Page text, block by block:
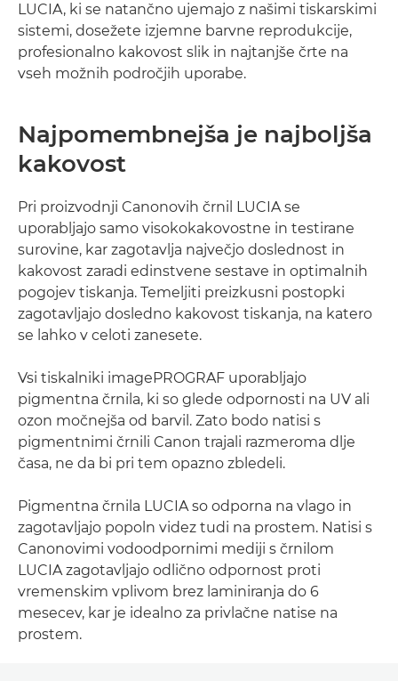
LUCIA, ki se natančno ujemajo z našimi tiskarskimi
sistemi, dosežete izjemne barvne reprodukcije,
profesionalno kakovost slik in najtanjše črte na
vseh možnih področjih uporabe.
Najpomembnejša je najboljša
kakovost
Pri proizvodnji Canonovih črnil LUCIA se
uporabljajo samo visokokakovostne in testirane
surovine, kar zagotavlja največjo doslednost in
kakovost zaradi edinstvene sestave in optimalnih
pogojev tiskanja. Temeljiti preizkusni postopki
zagotavljajo dosledno kakovost tiskanja, na katero
se lahko v celoti zanesete.
Vsi tiskalniki imagePROGRAF uporabljajo
pigmentna črnila, ki so glede odpornosti na UV ali
ozon močnejša od barvil. Zato bodo natisi s
pigmentnimi črnili Canon trajali razmeroma dlje
časa, ne da bi pri tem opazno zbledeli.
Pigmentna črnila LUCIA so odporna na vlago in
zagotavljajo popoln videz tudi na prostem. Natisi s
Canonovimi vodoodpornimi mediji s črnilom
LUCIA zagotavljajo odlično odpornost proti
vremenskim vplivom brez laminiranja do 6
mesecev, kar je idealno za privlačne natise na
prostem.